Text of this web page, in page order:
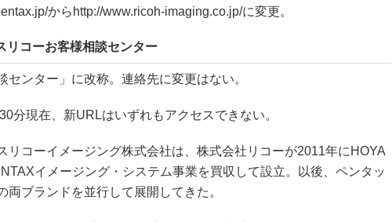
からhttp://www.ricoh-imaging.co.jp/に変更。
リコーお客様相談センター
ンター」に改称。連絡先に変更はない。
現在、新URLはいずれもアクセスできない。
コーイメージング株式会社は、株式会社リコーが2011年にHOYA
イメージング・システム事業を買収して設立。以後、ペンタッ
両ブランドを並行して展開してきた。